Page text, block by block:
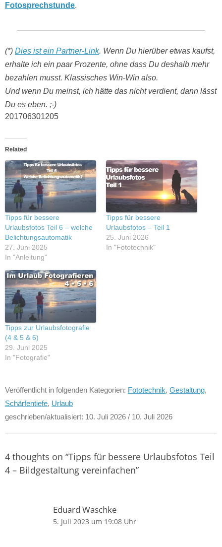
Fotosprechstunde.
(*) Dies ist ein Partner-Link. Wenn Du hierüber etwas kaufst,
erhalte ich ein paar Prozente, ohne dass Du deshalb mehr
bezahlen musst. Klassisches Win-Win also.
Und wenn Du meinst, ich hätte das nicht verdient, dann lässt
Du es eben. ;-)
201706301205
Related
Tipps für bessere
Urlaubsfotos Teil 6 – welche
Belichtungsautomatik
27. Juni 2025
In "Anleitung"
Tipps für bessere
Urlaubsfotos – Teil 1
25. Juni 2026
In "Fototechnik"
Tipps zur Urlaubsfotografie
(4 & 5 & 6)
29. Juni 2025
In "Fotografie"
Veröffentlicht in folgenden Kategorien: Fototechnik, Gestaltung,
Schärfentiefe, Urlaub
geschrieben/aktualisiert: 10. Juli 2026 / 10. Juli 2026
4 thoughts on “Tipps für bessere Urlaubsfotos Teil
4 – Bildgestaltung vereinfachen”
Eduard Waschke
5. Juli 2023 um 19:08 Uhr